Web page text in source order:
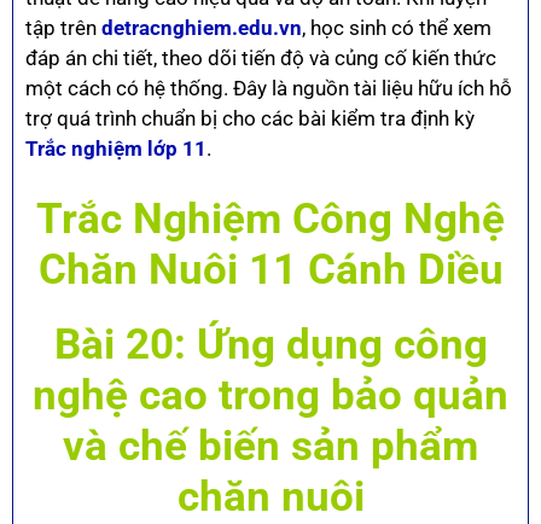
tập trên detracnghiem.edu.vn, học sinh có thể xem
đáp án chi tiết, theo dõi tiến độ và củng cố kiến thức
một cách có hệ thống. Đây là nguồn tài liệu hữu ích hỗ
trợ quá trình chuẩn bị cho các bài kiểm tra định kỳ
Trắc nghiệm lớp 11 .
Trắc Nghiệm Công Nghệ
Chăn Nuôi 11 Cánh Diều
Bài 20: Ứng dụng công
nghệ cao trong bảo quản
và chế biến sản phẩm
chăn nuôi